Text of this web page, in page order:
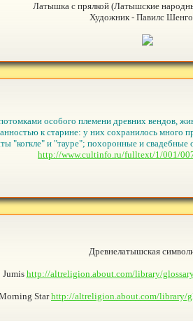
Латышка с прялкой (Латышские
Художник - Павилс
особого племени древних вендов,
к старине: у них сохранилось
"когкле" и "тауре"; похоронные и
http://www.cultinfo.ru/fulltext/1/001/
Древнелатышская
Jumis http://altreligion.about.com/library/
Starhttp://altreligion.about.com/library/